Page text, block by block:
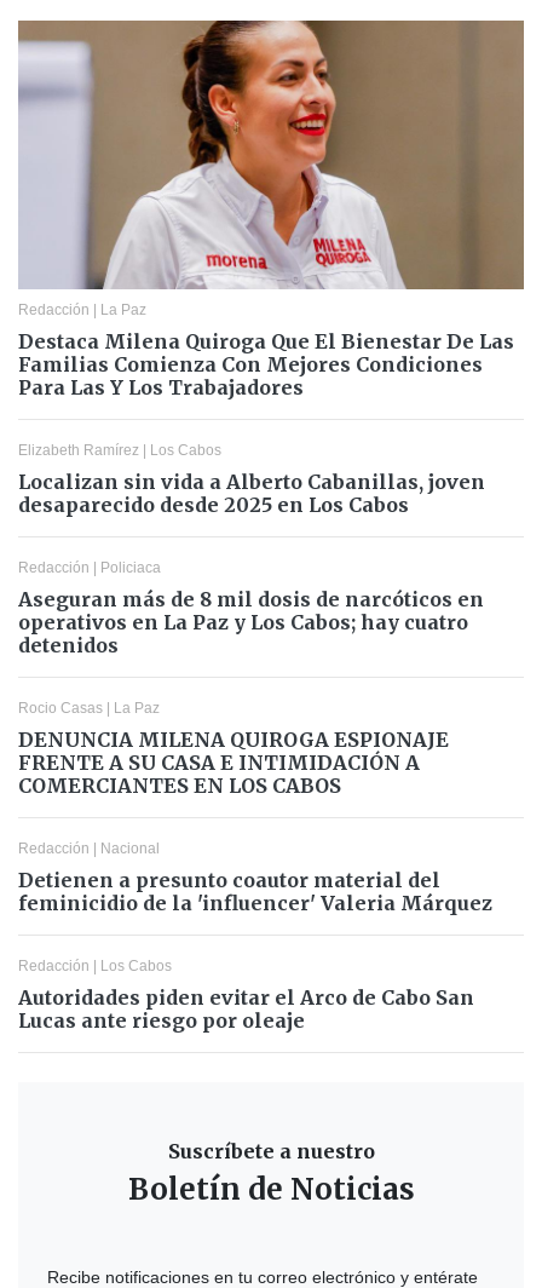
Redacción | La Paz
Destaca Milena Quiroga Que El Bienestar De Las
Familias Comienza Con Mejores Condiciones
Para Las Y Los Trabajadores
Elizabeth Ramírez | Los Cabos
Localizan sin vida a Alberto Cabanillas, joven
desaparecido desde 2025 en Los Cabos
Redacción | Policiaca
Aseguran más de 8 mil dosis de narcóticos en
operativos en La Paz y Los Cabos; hay cuatro
detenidos
Rocio Casas | La Paz
DENUNCIA MILENA QUIROGA ESPIONAJE
FRENTE A SU CASA E INTIMIDACIÓN A
COMERCIANTES EN LOS CABOS
Redacción | Nacional
Detienen a presunto coautor material del
feminicidio de la 'influencer' Valeria Márquez
Redacción | Los Cabos
Autoridades piden evitar el Arco de Cabo San
Lucas ante riesgo por oleaje
Suscríbete a nuestro
Boletín de Noticias
Recibe notificaciones en tu correo electrónico y entérate